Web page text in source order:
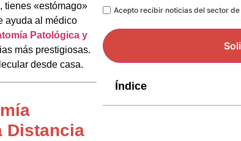
tienes «estómago»
ayuda al médico
Patológica y
más prestigiosas.
desde casa.
Distancia
LegalAcepto recibir noticias del sector
Índice